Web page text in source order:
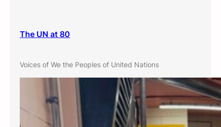
The UN at 80
Voices of We the Peoples of United Nations